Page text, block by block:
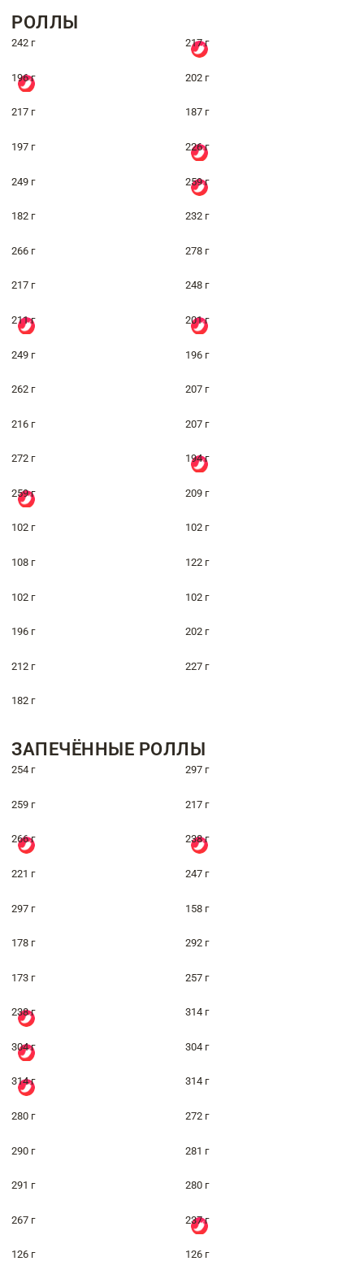
РОЛЛЫ
242 г 217 г
196 г 202 г
217 г 187 г
197 г 226 г
249 г 259 г
182 г 232 г
266 г 278 г
217 г 248 г
211 г 201 г
249 г 196 г
262 г 207 г
216 г 207 г
272 г 194 г
259 г 209 г
102 г 102 г
108 г 122 г
102 г 102 г
196 г 202 г
212 г 227 г
182 г
ЗАПЕЧЁННЫЕ РОЛЛЫ
254 г 297 г
259 г 217 г
266 г 238 г
221 г 247 г
297 г 158 г
178 г 292 г
173 г 257 г
238 г 314 г
304 г 304 г
314 г 314 г
280 г 272 г
290 г 281 г
291 г 280 г
267 г 237 г
126 г 126 г